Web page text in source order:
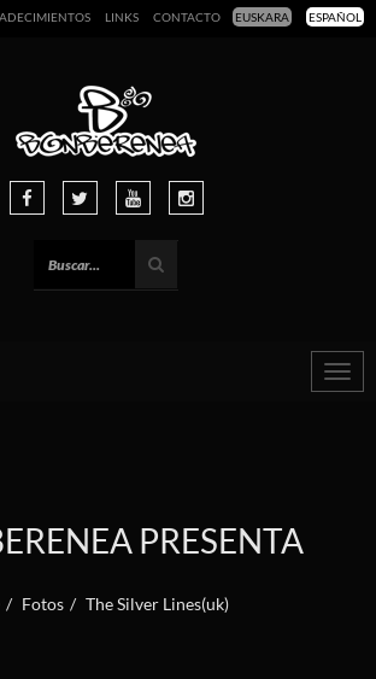
EUSKARA ESPAÑOL
LINKS CONTACTO
PRESENTA
Fotos The Silver Lines(uk)